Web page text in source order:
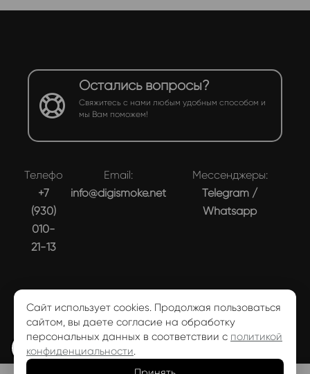
Остались вопросы?
Свяжитесь с нами любым удобным способом и
мы Вам поможем!
Телефон:
+7
(930)
010-
21-13
Email:
info@digismoke.net
Мессенджеры:
Telegram /
Whatsapp
✉️
Информация размещенная на сайте, не является
публичной офертой ♥ DIGISMOKE 2026
Сайт использует cookies. Продолжая пользоваться
сайтом, вы даете согласие на обработку
персональных данных в соответствии с политикой
конфиденциальности.